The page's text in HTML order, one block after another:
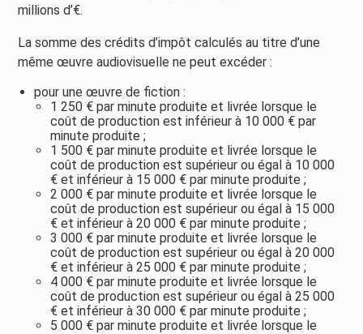
millions d’€.
La somme des crédits d’impôt calculés au titre d’une
même œuvre audiovisuelle ne peut excéder :
pour une œuvre de fiction :
1 250 € par minute produite et livrée lorsque le
coût de production est inférieur à 10 000 € par
minute produite ;
1 500 € par minute produite et livrée lorsque le
coût de production est supérieur ou égal à 10 000
€ et inférieur à 15 000 € par minute produite ;
2 000 € par minute produite et livrée lorsque le
coût de production est supérieur ou égal à 15 000
€ et inférieur à 20 000 € par minute produite ;
3 000 € par minute produite et livrée lorsque le
coût de production est supérieur ou égal à 20 000
€ et inférieur à 25 000 € par minute produite ;
4 000 € par minute produite et livrée lorsque le
coût de production est supérieur ou égal à 25 000
€ et inférieur à 30 000 € par minute produite ;
5 000 € par minute produite et livrée lorsque le